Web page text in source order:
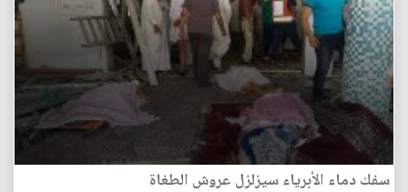
سفك دماء الأبرياء سيزلزل عروش الطغاة